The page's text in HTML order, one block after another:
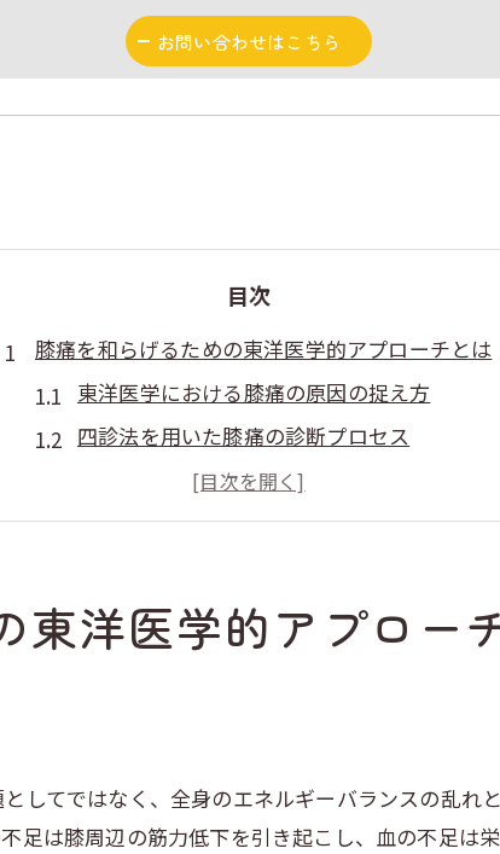
お問い合わせはこちら
目次
膝痛を和らげるための東洋医学的アプローチとは
東洋医学における膝痛の原因の捉え方
四診法を用いた膝痛の診断プロセス
鍼灸による膝痛の軽減方法
経絡とツボの活用で膝痛を和らげる
心身の調和を保つためのセルフケア術
和泉市で膝痛に悩む人々のためのケア法を紹介
東洋医学を活用した膝痛ケアの実例
訪問治療とクリニック治療の選び方
東洋医学的アプロー
してではなく、全身のエネルギーバランスの乱れ
足は膝周辺の筋力低下を引き起こし、血の不足は